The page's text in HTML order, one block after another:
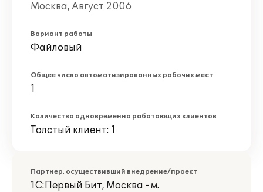
Москва, Август 2006
Вариант работы
Файловый
Общее число автоматизированных рабочих мест
1
Количество одновременно работающих клиентов
Толстый клиент: 1
Партнер, осуществивший внедрение/проект
1С:Первый Бит, Москва - м.